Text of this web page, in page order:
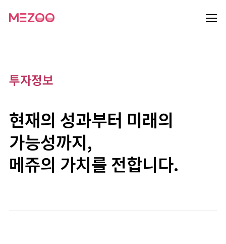
투자정보
현재의 성과부터 미래의
가능성까지,
메쥬의 가치를 전합니다.